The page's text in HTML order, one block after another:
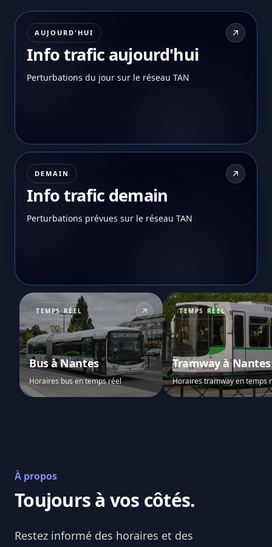
AUJOURD'HUI
Info trafic aujourd'hui
Perturbations du jour sur le réseau TAN
DEMAIN
Info trafic demain
Perturbations prévues sur le réseau TAN
TEMPS RÉEL
Bus à Nantes
Horaires bus en temps réel
TEMPS RÉEL
Tramway à Nantes
Horaires tramway en temps
À propos
Toujours à vos côtés.
Restez informé des horaires et des